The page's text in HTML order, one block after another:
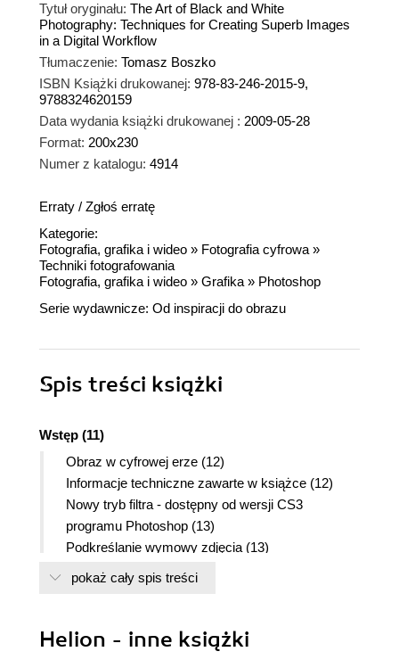
Tytuł oryginału: The Art of Black and White
Photography: Techniques for Creating Superb Images
in a Digital Workflow
Tłumaczenie: Tomasz Boszko
ISBN Książki drukowanej: 978-83-246-2015-9,
9788324620159
Data wydania książki drukowanej : 2009-05-28
Format: 200x230
Numer z katalogu: 4914
Erraty / Zgłoś erratę
Kategorie:
Fotografia, grafika i wideo » Fotografia cyfrowa »
Techniki fotografowania
Fotografia, grafika i wideo » Grafika » Photoshop
Serie wydawnicze: Od inspiracji do obrazu
Spis treści książki
Wstęp (11)
Obraz w cyfrowej erze (12)
Informacje techniczne zawarte w książce (12)
Nowy tryb filtra - dostępny od wersji CS3
programu Photoshop (13)
Podkreślanie wymowy zdjęcia (13)
Część I Narzędzia i podstawy (15)
Matryce CMOS (18)
Sensor pełnoklatkowy (18)
pokaż cały spis treści
Helion - inne książki